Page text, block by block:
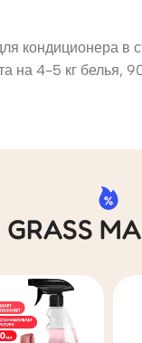
кондиционера
на 4-5 кг белья,
GRASS